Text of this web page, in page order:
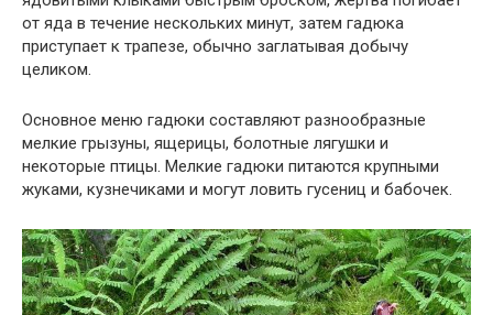
от яда в течение нескольких минут, затем гадюка
приступает к трапезе, обычно заглатывая добычу
целиком.
Основное меню гадюки составляют разнообразные
мелкие грызуны, ящерицы, болотные лягушки и
некоторые птицы. Мелкие гадюки питаются крупными
жуками, кузнечиками и могут ловить гусениц и бабочек.